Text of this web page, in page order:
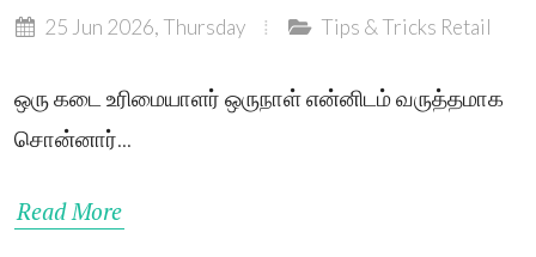
25 Jun 2026, Thursday Tips & Tricks Retail
ஒரு கடை உரிமையாளர் ஒருநாள் என்னிடம் வருத்தமாக
சொன்னார்...
Read More